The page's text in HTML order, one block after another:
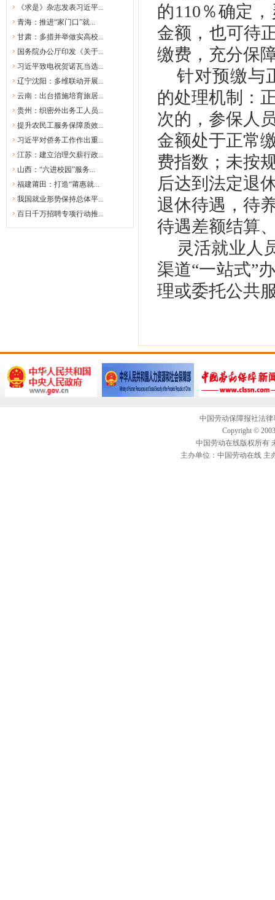
《求是》杂志发表习近平...
青海：推进“家门口”就...
甘肃：多措并举做实高校...
国务院办公厅印发《关于...
习近平致电祝贺诺瓦当选...
辽宁沈阳：多维联动开展...
云南：出台措施培育旅居...
贵州：织密外出务工人员...
提升农民工服务保障质效...
习近平对侨务工作作出重...
江苏：建立治理欠薪行政...
山西：“六进校园”服务...
福建莆田：打造“莆惠就...
我国就业形势保持总体平...
百日千万招聘专项行动推...
的110％确定
金额，也可待
缴费，充分保
针对预缴与
的处理机制：
次的，参保人
金额处于正常
费指数；未按
后达到法定退
退休待遇，待
待遇差额结算
灵活就业人
渠道“一站式”
理或委托公共
中国劳动保障报社法
Copyright ©
中国劳动在线版权所有
主办单位：中国劳动在线 主